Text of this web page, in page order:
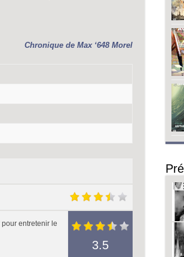
Chronique de Max ‘648 Morel
3.5
entretenir le